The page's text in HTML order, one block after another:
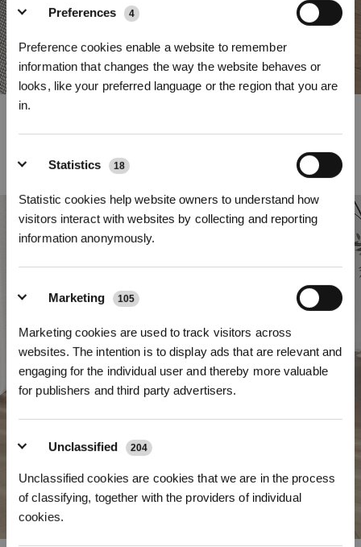
Preferences 4
Preference cookies enable a website to remember
information that changes the way the website behaves or
looks, like your preferred language or the region that you are
in.
Statistics 18
Statistic cookies help website owners to understand how
visitors interact with websites by collecting and reporting
information anonymously.
Marketing 105
Marketing cookies are used to track visitors across
websites. The intention is to display ads that are relevant and
engaging for the individual user and thereby more valuable
for publishers and third party advertisers.
Unclassified 204
Unclassified cookies are cookies that we are in the process
of classifying, together with the providers of individual
cookies.
lineare garantiscono un'aspirazione potente di 21000Pa, rimuovendo
efficacemente la polvere e lo sporco da tappeti e pavimenti per una pulizia
Iscriviti per vincere
*I nuovi iscritti possono utilizzare 3000 punti per ottenere uno sconto
di 30€ sul primo ordine quando il pagamento supera i 1000€.